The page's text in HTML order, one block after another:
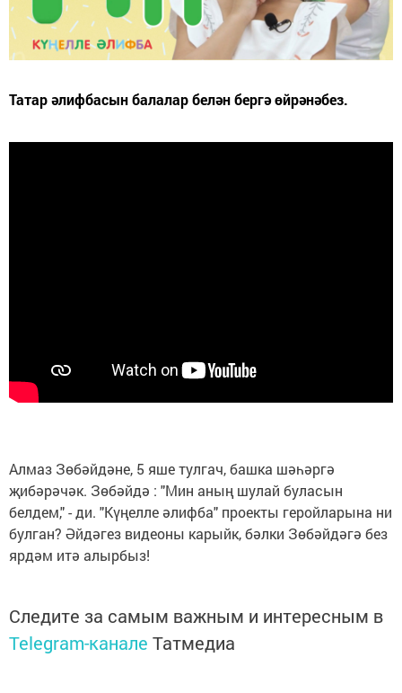
Татар әлифбасын балалар белән бергә өйрәнәбез.
Алмаз Зөбәйдәне, 5 яше тулгач, башка шәһәргә
җибәрәчәк. Зөбәйдә : "Мин аның шулай буласын
белдем," - ди. "Күңелле әлифба" проекты геройларына ни
булган? Әйдәгез видеоны карыйк, бәлки Зөбәйдәгә без
ярдәм итә алырбыз!
Следите за самым важным и интересным в
Telegram-канале Татмедиа